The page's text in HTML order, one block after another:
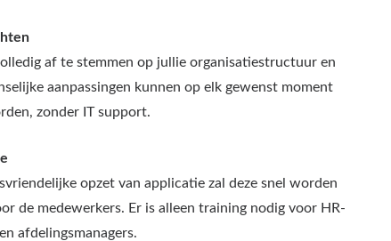
af te stemmen op jullie organisatiestructuur en
aanpassingen kunnen op elk gewenst moment
zonder IT support.
opzet van applicatie zal deze snel worden
de medewerkers. Er is alleen training nodig voor HR-
afdelingsmanagers.